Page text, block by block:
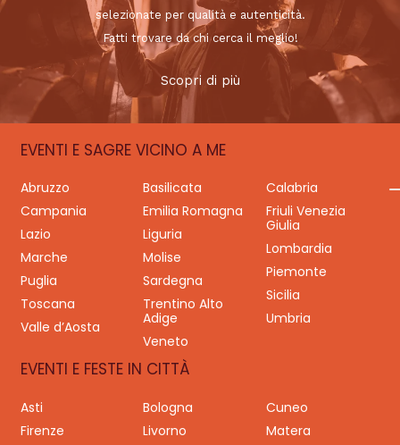
selezionate per qualità e autenticità.
Fatti trovare da chi cerca il meglio!
Scopri di più
EVENTI E SAGRE VICINO A ME
Abruzzo Basilicata
Calabria
Campania
Emilia Romagna
Friuli Venezia
Giulia
Lazio
Liguria
Lombardia
Marche
Molise
Piemonte
Puglia
Sardegna
Sicilia
Toscana
Trentino Alto
Adige
Umbria
Valle d’Aosta
Veneto
EVENTI E FESTE IN CITTÀ
Asti Bologna
Cuneo
Firenze
Livorno
Matera